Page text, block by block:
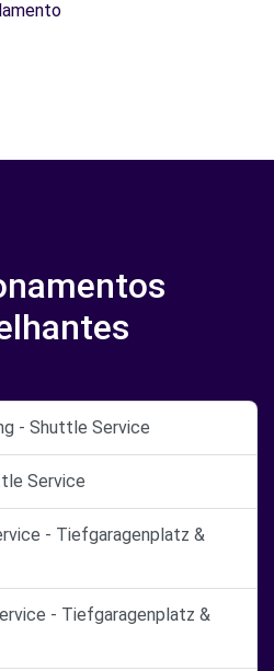
- Shuttle Service
Service
- Tiefgaragenplatz &
- Tiefgaragenplatz &